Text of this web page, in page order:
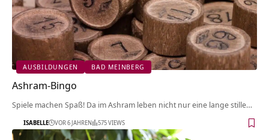
AUSBILDUNGEN BAD MEINBERG
Ashram-Bingo
Spiele machen Spaß! Da im Ashram leben nicht nur eine lange stille…
ISABELLE VOR 6 JAHREN 575 VIEWS